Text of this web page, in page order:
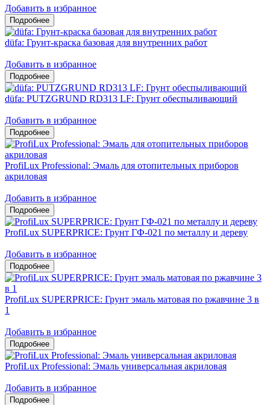
Добавить в избранное
düfa: Грунт-краска базовая для внутренних работ
Добавить в избранное
düfa: PUTZGRUND RD313 LF: Грунт обеспыливающий
Добавить в избранное
ProfiLux Professional: Эмаль для отопительных приборов
акриловая
Добавить в избранное
ProfiLux SUPERPRICE: Грунт ГФ-021 по металлу и дереву
Добавить в избранное
ProfiLux SUPERPRICE: Грунт эмаль матовая по ржавчине 3 в
1
Добавить в избранное
ProfiLux Professional: Эмаль универсальная акриловая
Добавить в избранное